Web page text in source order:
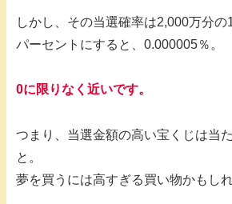
しかし、その当選確率は2,000万分の1
パーセントにすると、0.000005％。
0に限りなく近いです。
つまり、当選金額の高い宝くじは当
と。
夢を買うには高すぎる買い物かもしれ